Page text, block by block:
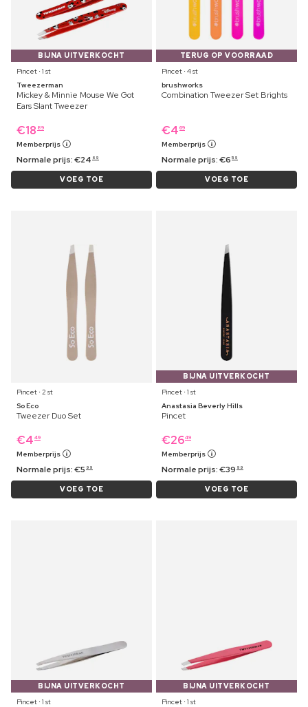
BIJNA UITVERKOCHT
Pincet ⋅ 1 st
Tweezerman
Mickey & Minnie Mouse We Got
Ears Slant Tweezer
€18 89
Memberprijs
Normale prijs:€24 69
VOEG TOE
TERUG OP VOORRAAD
Pincet ⋅ 4 st
brushworks
Combination Tweezer Set Brights
€4 69
Memberprijs
Normale prijs:€6 59
VOEG TOE
Pincet ⋅ 2 st
So Eco
Tweezer Duo Set
€4 49
Memberprijs
Normale prijs:€5 99
VOEG TOE
BIJNA UITVERKOCHT
Pincet ⋅ 1 st
Anastasia Beverly Hills
Pincet
€2649
Memberprijs
Normale prijs:€39 99
VOEG TOE
BIJNA UITVERKOCHT
Pincet ⋅ 1 st
BIJNA UITVERKOCHT
Pincet ⋅ 1 st